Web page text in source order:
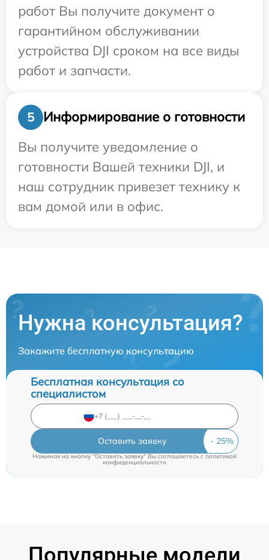
работ Вы получите документ о
гарантийном обслуживании
устройства DJI сроком на все виды
работ и запчасти.
5
Информирование о готовности
Вы получите уведомление о
готовности Вашей техники DJI, и
наш сотрудник привезет технику к
вам домой или в офис.
Нужна консультация?
Закажите бесплатную консультацию
Бесплатная консультация со
специалистом
Оставить заявку
Нажимая на кнопку "Оставить заявку" Вы соглашаетесь cполитикой
конфиденциальности